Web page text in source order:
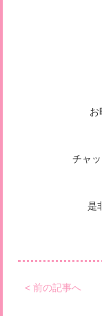
お
チャ
是
< 前の記事へ